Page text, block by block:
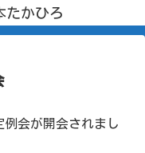
たかひろ
例会が開会されまし